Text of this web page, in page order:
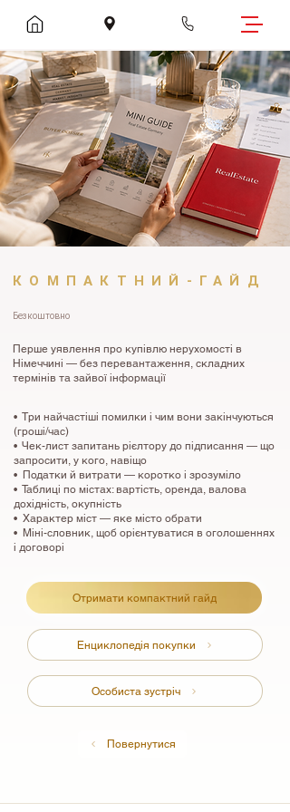
КОМПАКТНИЙ-ГАЙД
​Безкоштовно
Перше уявлення про купівлю нерухомості в
Німеччині — без перевантаження, складних
термінів та зайвої інформації
​• Три найчастіші помилки і чим вони закінчуються
(гроші/час)
• Чек-лист запитань рієлтору до підписання — що
запросити, у кого, навіщо
• Податки й витрати — коротко і зрозуміло
• Таблиці по містах: вартість, оренда, валова
дохідність, окупність ​
• Характер міст — яке місто обрати
• Міні-словник, щоб орієнтуватися в оголошеннях
і договорі
Отримати компактний гайд
Енциклопедія покупки
Особиста зустріч
Повернутися